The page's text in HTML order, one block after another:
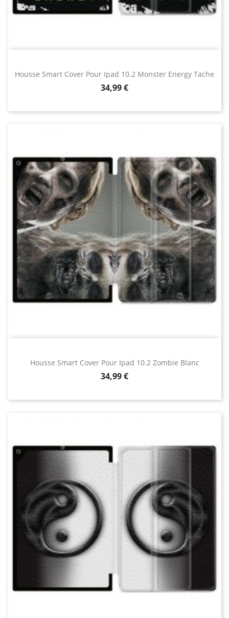
Housse Smart Cover Pour Ipad 10.2 Monster Energy Tache
Prix
34,99 €
Housse Smart Cover Pour Ipad 10.2 Zombie Blanc
Prix
34,99 €